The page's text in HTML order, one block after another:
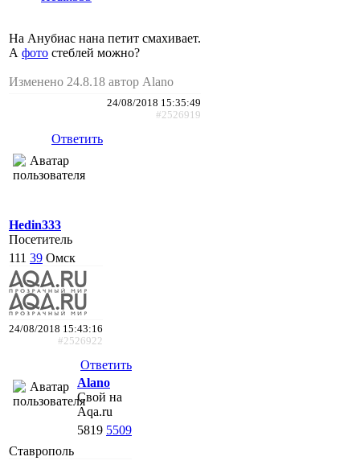
На Анубиас нана петит смахивает.
А фото стеблей можно?
Изменено 24.8.18 автор Alano
24/08/2018 15:35:49
#2526919
Ответить
Hedin333
Посетитель
111 39 Омск
24/08/2018 15:43:16
#2526922
Ответить
Alano
Свой на
Aqa.ru
5819 5509
Ставрополь